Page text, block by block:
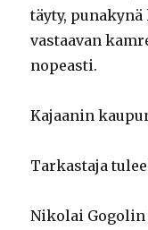
täyty,
vastaavan
nopeasti.
Kajaanin
Tarkastaja
Nikolai